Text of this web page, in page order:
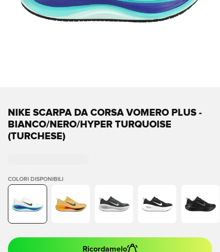
NIKE SCARPA DA CORSA VOMERO PLUS -
BIANCO/NERO/HYPER TURQUOISE
(TURCHESE)
COLORI DISPONIBILI
Ricordamelo